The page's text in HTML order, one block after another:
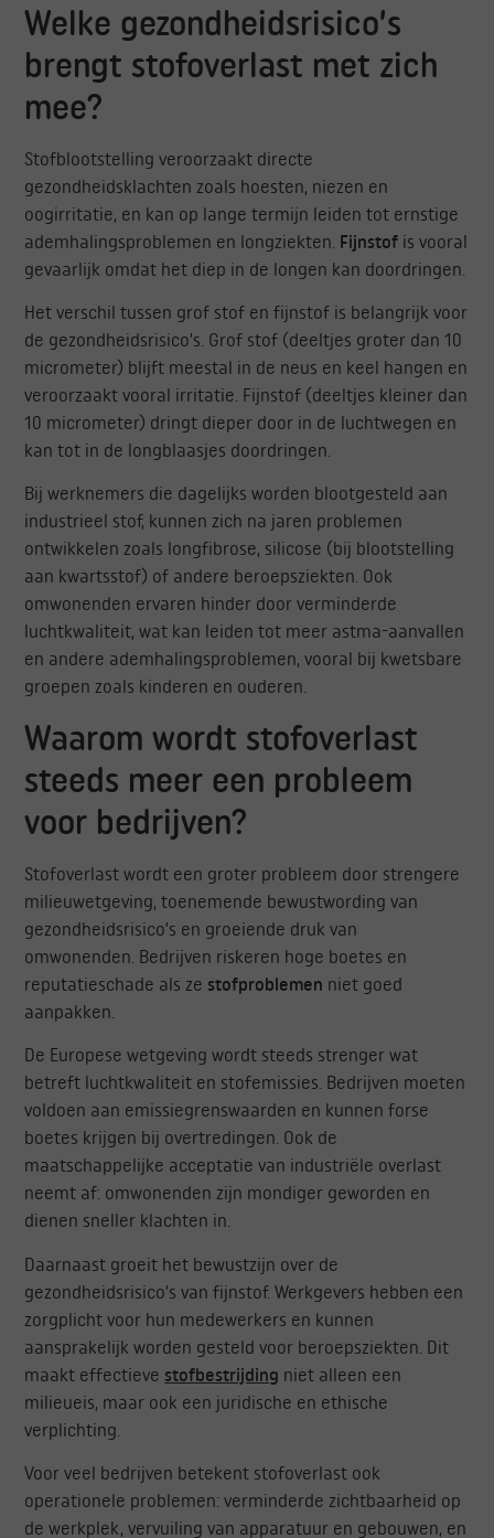
Welke gezondheidsrisico’s
brengt stofoverlast met zich
mee?
Stofblootstelling veroorzaakt directe
gezondheidsklachten zoals hoesten, niezen en
oogirritatie, en kan op lange termijn leiden tot ernstige
ademhalingsproblemen en longziekten. Fijnstof is vooral
gevaarlijk omdat het diep in de longen kan doordringen.
Het verschil tussen grof stof en fijnstof is belangrijk voor
de gezondheidsrisico’s. Grof stof (deeltjes groter dan 10
micrometer) blijft meestal in de neus en keel hangen en
veroorzaakt vooral irritatie. Fijnstof (deeltjes kleiner dan
10 micrometer) dringt dieper door in de luchtwegen en
kan tot in de longblaasjes doordringen.
Bij werknemers die dagelijks worden blootgesteld aan
industrieel stof, kunnen zich na jaren problemen
ontwikkelen zoals longfibrose, silicose (bij blootstelling
aan kwartsstof) of andere beroepsziekten. Ook
omwonenden ervaren hinder door verminderde
luchtkwaliteit, wat kan leiden tot meer astma-aanvallen
en andere ademhalingsproblemen, vooral bij kwetsbare
groepen zoals kinderen en ouderen.
Waarom wordt stofoverlast
steeds meer een probleem
voor bedrijven?
Stofoverlast wordt een groter probleem door strengere
milieuwetgeving, toenemende bewustwording van
gezondheidsrisico’s en groeiende druk van
omwonenden. Bedrijven riskeren hoge boetes en
reputatieschade als zestofproblemen niet goed
aanpakken.
De Europese wetgeving wordt steeds strenger wat
betreft luchtkwaliteit en stofemissies. Bedrijven moeten
voldoen aan emissiegrenswaarden en kunnen forse
boetes krijgen bij overtredingen. Ook de
maatschappelijke acceptatie van industriële overlast
neemt af: omwonenden zijn mondiger geworden en
dienen sneller klachten in.
Daarnaast groeit het bewustzijn over de
gezondheidsrisico’s van fijnstof. Werkgevers hebben een
zorgplicht voor hun medewerkers en kunnen
aansprakelijk worden gesteld voor beroepsziekten. Dit
maakt effectievestofbestrijding niet alleen een
milieueis, maar ook een juridische en ethische
verplichting.
Voor veel bedrijven betekent stofoverlast ook
operationele problemen: verminderde zichtbaarheid op
de werkplek, vervuiling van apparatuur en gebouwen, en